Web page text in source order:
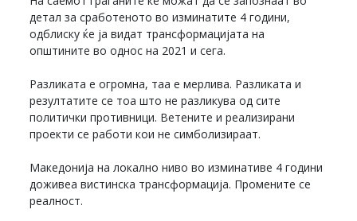
детал за сработеното во изминатите 4 години,
одблиску ќе ја видат трансформацијата на
општините во однос на 2021 и сега.
Разликата е огромна, таа е мерлива. Разликата и
резултатите се тоа што не разликува од сите
политички противници. Ветените и реализирани
проекти се работи кои не симболизираат.
Македонија на локално ниво во изминативе 4 години
доживеа вистинска трансформација. Промените се
реалност.